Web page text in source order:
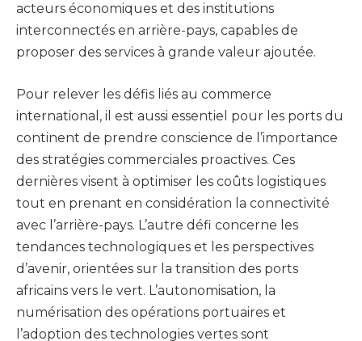
acteurs économiques et des institutions
interconnectés en arrière-pays, capables de
proposer des services à grande valeur ajoutée.
Pour relever les défis liés au commerce
international, il est aussi essentiel pour les ports du
continent de prendre conscience de l’importance
des stratégies commerciales proactives. Ces
dernières visent à optimiser les coûts logistiques
tout en prenant en considération la connectivité
avec l’arrière-pays. L’autre défi concerne les
tendances technologiques et les perspectives
d’avenir, orientées sur la transition des ports
africains vers le vert. L’autonomisation, la
numérisation des opérations portuaires et
l’adoption des technologies vertes sont